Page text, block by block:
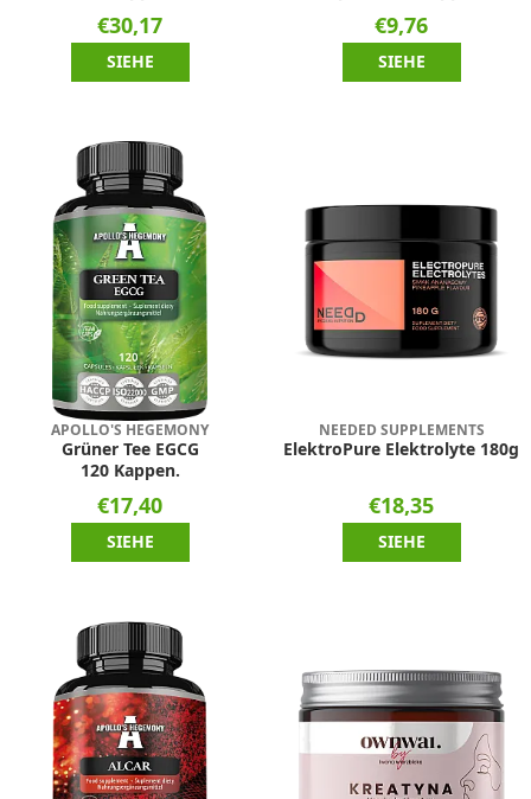
€30,17
SIEHE
€9,76
SIEHE
APOLLO'S HEGEMONY
Grüner Tee EGCG
120 Kappen.
€17,40
SIEHE
NEEDED SUPPLEMENTS
ElektroPure Elektrolyte 180g
€18,35
SIEHE